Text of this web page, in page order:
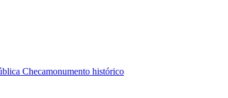
Checamonumento histórico